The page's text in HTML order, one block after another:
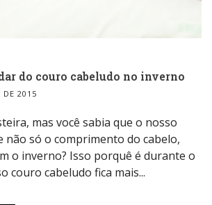
do couro cabeludo no inverno
DE 2015
mas você sabia que o nosso
não só o comprimento do cabelo,
o inverno? Isso porquê é durante o
couro cabeludo fica mais...